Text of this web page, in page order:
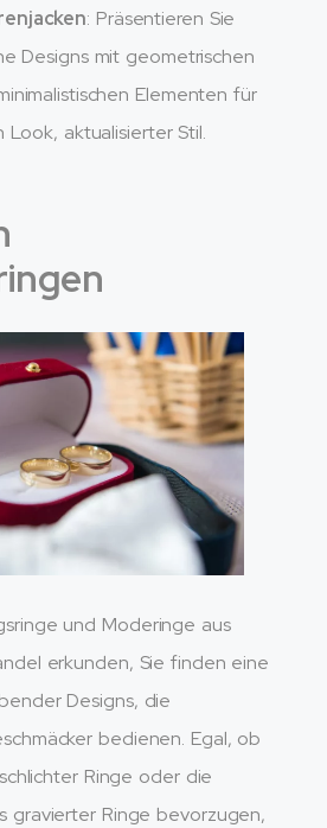
: Präsentieren Sie
Designs mit geometrischen
Elementen für
Look, aktualisierter Stil.
und Moderinge aus
erkunden, Sie finden eine
Designs, die
bedienen. Egal, ob
Ringe oder die
gravierter Ringe bevorzugen,